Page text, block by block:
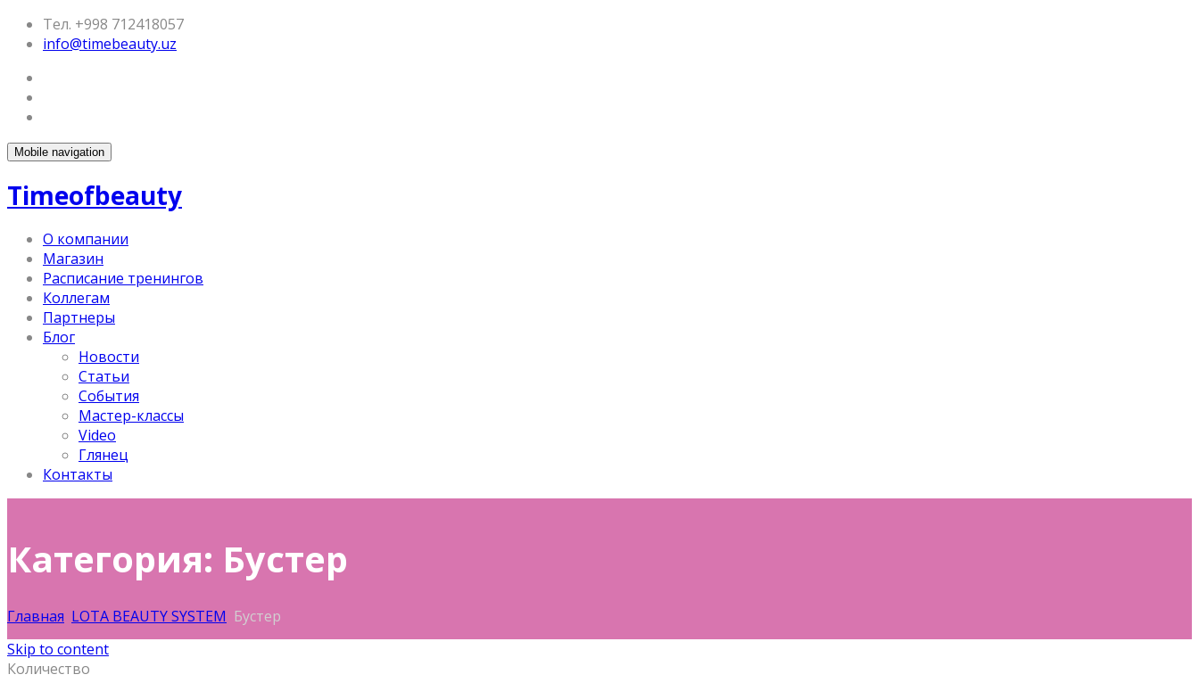
Тел. +998 712418057
info@timebeauty.uz
Mobile navigation
Timeofbeauty
О компании
Магазин
Расписание тренингов
Коллегам
Партнеры
Блог
Новости
Статьи
События
Мастер-классы
Video
Глянец
Контакты
Категория: Бустер
Главная LOTA BEAUTY SYSTEM Бустер
Skip to content
Количество